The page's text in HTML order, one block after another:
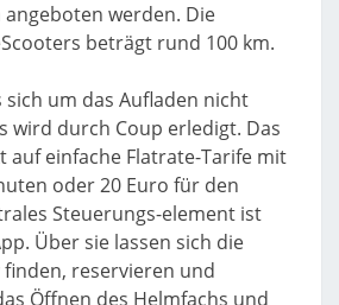
werden. Die
beträgt rund 100 km.
sich um das Aufladen nicht
wird durch Coup erledigt. Das
auf einfache Flatrate-Tarife mit
oder 20 Euro für den
Steuerungs-element ist
Über sie lassen sich die
reservieren und
Öffnen des Helmfachs und